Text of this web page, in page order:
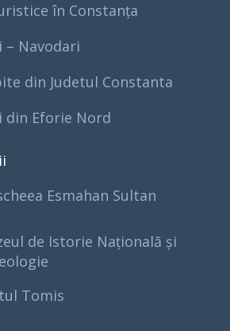
în Constanța
Navodari
din Judetul Constanta
din Eforie Nord
Esmahan Sultan
de Istorie Națională și
Tomis